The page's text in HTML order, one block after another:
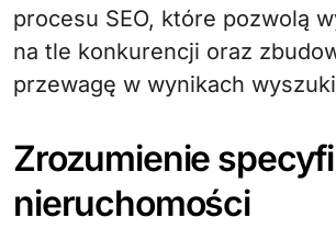
procesu SEO, które pozwolą
na tle konkurencji oraz
przewagę w wynikach
Zrozumienie
nieruchomości